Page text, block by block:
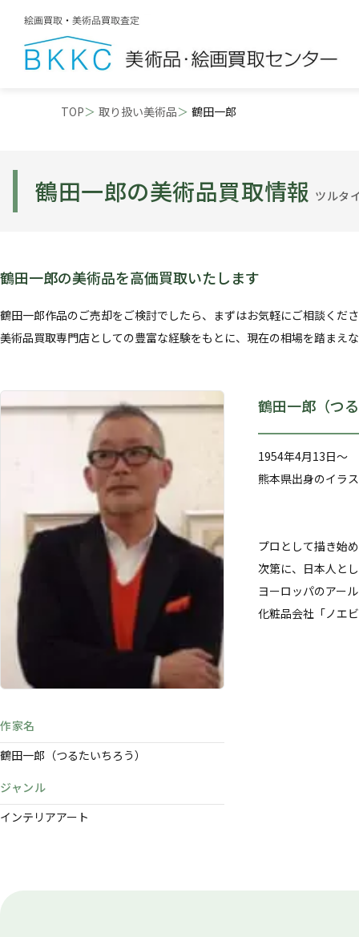
TOP 取り扱い美術品 鶴田一郎
鶴田一郎の美術品買取情報 ツルタ
鶴田一郎の美術品を高価買取いたします
鶴田一郎作品のご売却をご検討でしたら、まずはお気軽にご相談くだ
美術品買取専門店としての豊富な経験をもとに、現在の相場を踏まえ
作家名
鶴田一郎（つるたいちろう）
ジャンル
インテリアアート
鶴田一郎（つ
1954年4月13日～
熊本県出身のイラ
プロとして描き始
次第に、日本人と
ヨーロッパのアー
化粧品会社「ノエ